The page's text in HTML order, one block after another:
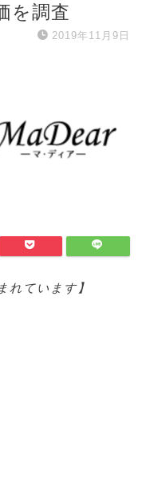
を調査
2019年11月9日
れています】